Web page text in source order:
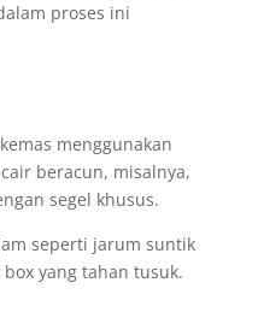
proses ini
menggunakan
beracun, misalnya,
segel khusus.
seperti jarum suntik
yang tahan tusuk.